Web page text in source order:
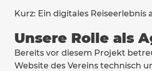
Kurz: Ein digitales Reiseerlebnis
Unsere Rolle als
Bereits vor diesem Projekt
Website des Vereins technisch